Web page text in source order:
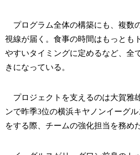
プログラム全体の構築にも、複数
視線が届く。食事の時間はもっとも
やすいタイミングに定めるなど、全
きになっている。
プロジェクトを支えるのは大賀雅
ンで昨季3位の横浜キヤノンイーグ
をする際、チームの強化担当を務めた